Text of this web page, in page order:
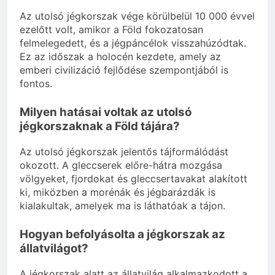
Az utolsó jégkorszak vége körülbelül 10 000 évvel
ezelőtt volt, amikor a Föld fokozatosan
felmelegedett, és a jégpáncélok visszahúzódtak.
Ez az időszak a holocén kezdete, amely az
emberi civilizáció fejlődése szempontjából is
fontos.
Milyen hatásai voltak az utolsó
jégkorszaknak a Föld tájára?
Az utolsó jégkorszak jelentős tájformálódást
okozott. A gleccserek előre-hátra mozgása
völgyeket, fjordokat és gleccsertavakat alakított
ki, miközben a morénák és jégbarázdák is
kialakultak, amelyek ma is láthatóak a tájon.
Hogyan befolyásolta a jégkorszak az
állatvilágot?